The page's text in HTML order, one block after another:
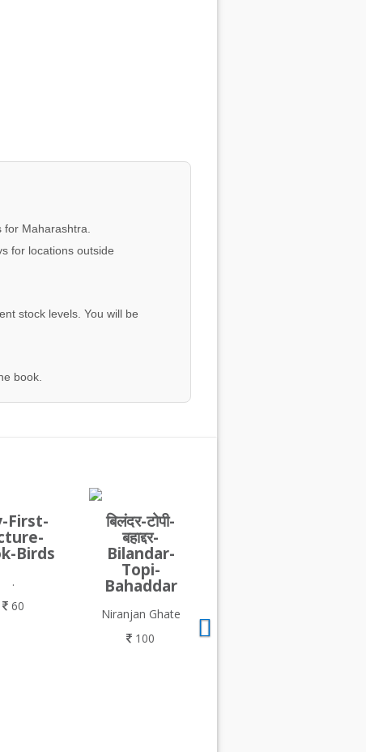
for Maharashtra.
for locations outside
stock levels. You will be
book.
First-
Birds
.
60
बिलंदर-टोपी-
बहाद्दर-
Bilandar-
Topi-
Bahaddar
Niranjan Ghate
100